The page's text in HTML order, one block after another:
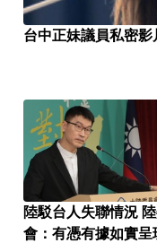
台中正妹議員私密
陸駁台人失聯情況
會：有憑有據如實呈